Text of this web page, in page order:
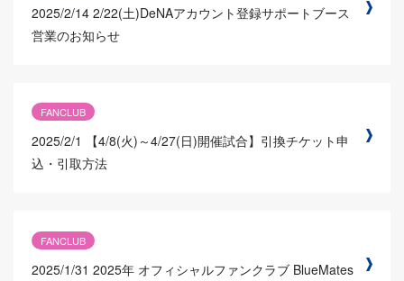
2025/2/14 2/22(土)DeNAアカウント登録サポートブース
営業のお知らせ
FANCLUB
2025/2/1
【4/8(火)～4/27(日)開催試合】引換チケット申
込・引取方法
FANCLUB
2025/1/31 2025年 オフィシャルファンクラブ BlueMates